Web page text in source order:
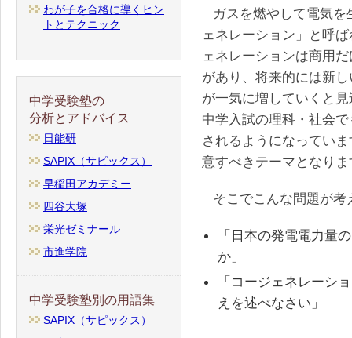
ガスを燃やして電気
ェネレーション」と呼
ェネレーションは商用
があり、将来的には新
が一気に増していくと
中学入試の理科・社会
されるようになってい
意すべきテーマとなりま
そこでこんな問題が考
「日本の発電電力量
か」
「コージェネレーシ
えを述べなさい」
わが子を合格に導くヒン
トとテクニック
中学受験塾の
分析とアドバイス
日能研
SAPIX（サピックス）
早稲田アカデミー
四谷大塚
栄光ゼミナール
市進学院
中学受験塾別の用語集
SAPIX（サピックス）